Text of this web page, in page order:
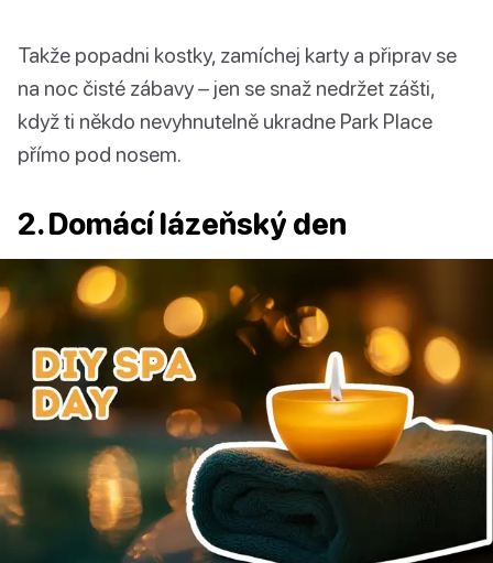
Takže popadni kostky, zamíchej karty a připrav se
na noc čisté zábavy – jen se snaž nedržet zášti,
když ti někdo nevyhnutelně ukradne Park Place
přímo pod nosem.
2. Domácí lázeňský den